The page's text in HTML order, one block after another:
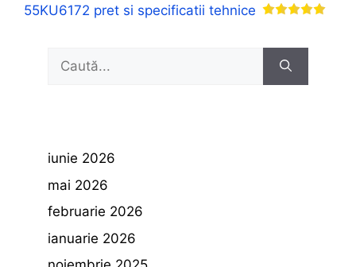
55KU6172 pret si specificatii tehnice
Caută
iunie 2026
mai 2026
februarie 2026
ianuarie 2026